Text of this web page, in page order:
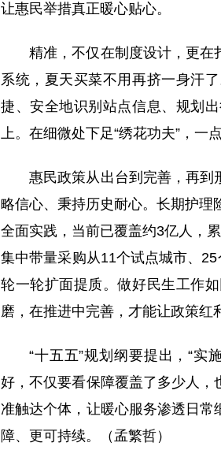
让惠民举措真正暖心贴心。
精准，不仅在制度设计，更
系统，夏天买菜不用再挤一身汗
捷、安全地识别站点信息、规划
上。在细微处下足“绣花功夫”，一
惠民政策从出台到完善，再
略信心、秉持历史耐心。长期护理
全面实践，当前已覆盖约3亿人，
集中带量采购从11个试点城市、
轮一轮扩面提质。做好民生工作
磨，在推进中完善，才能让政策红
“十五五”规划纲要提出，“实
好，不仅要看保障覆盖了多少人
准触达个体，让暖心服务渗透日
障、更可持续。（孟繁哲）